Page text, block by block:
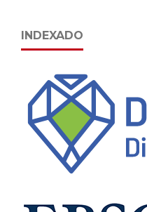
INDEXADO